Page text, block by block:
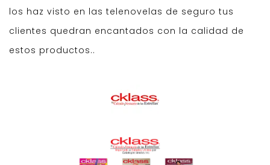
los haz visto en las telenovelas de seguro tus
clientes quedran encantados con la calidad de
estos productos..